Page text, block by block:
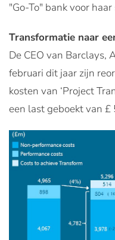
"Go-To" bank voor
Transformatie naar
De CEO van Barclays,
februari dit jaar zijn
kosten van ‘Project
een last geboekt van £